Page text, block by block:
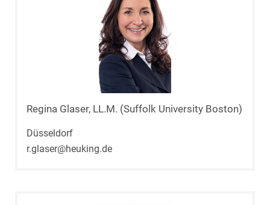
Regina Glaser, LL.M. (Suffolk University Boston)
Düsseldorf
r.glaser@heuking.de